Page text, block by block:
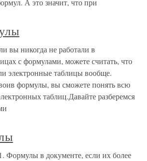
А это значит, что при
вы никогда не работали в
с формулами, можете считать, что
электронные таблицы вообще.
формулы, вы сможете понять всю
таблиц.Давайте разберемся
Формулы в документе, если их более